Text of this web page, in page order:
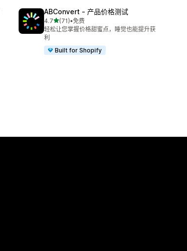
ABConvert ‑ 产品价格测试
4.7星（满分 5 星）
(71)
总共 71 条评论
•免费
轻松让您掌握价格甜蜜点，睡觉也能提升获
利
Built for Shopify